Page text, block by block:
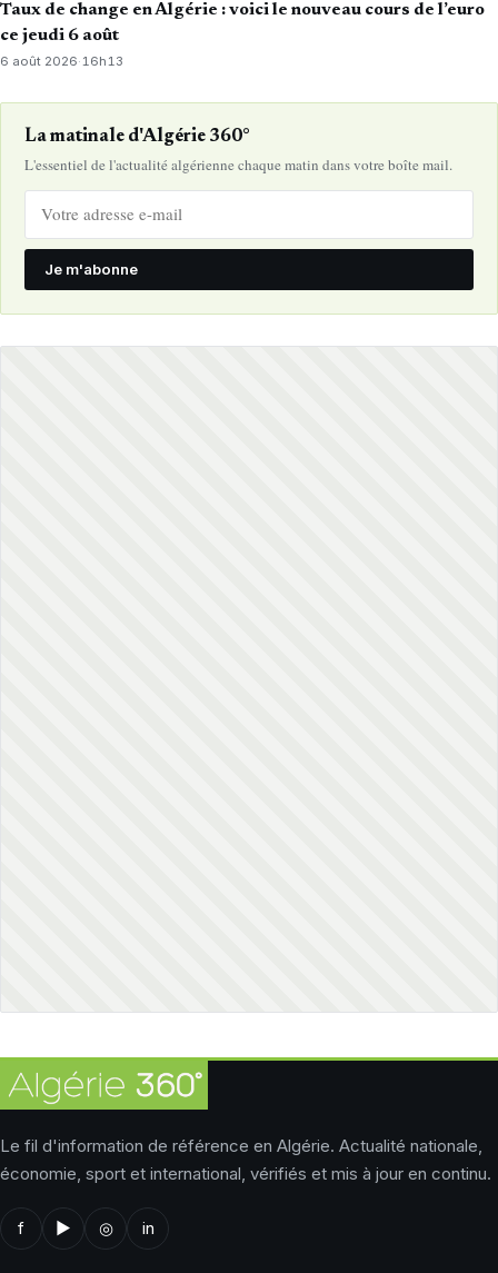
Taux de change en Algérie : voici le nouveau cours de l’euro
ce jeudi 6 août
6 août 2026·16h13
La matinale d'Algérie 360°
L'essentiel de l'actualité algérienne chaque matin dans votre boîte mail.
Je m'abonne
Le fil d'information de référence en Algérie. Actualité nationale,
économie, sport et international, vérifiés et mis à jour en continu.
f ▶ ◎ in